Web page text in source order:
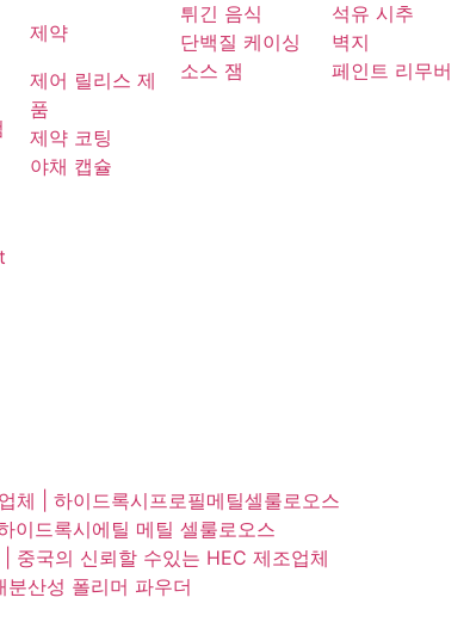
제약
제어 릴리스 제
품
제약 코팅
야채 캡슐
튀긴 음식
단백질 케이싱
소스 잼
석유 시추
벽지
페인트 리무버
체 | 하이드록시프로필메틸셀룰로오스
이드록시에틸 메틸 셀룰로오스
중국의 신뢰할 수있는 HEC 제조업체
산성 폴리머 파우더